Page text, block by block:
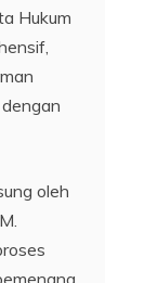
Hukum
oleh